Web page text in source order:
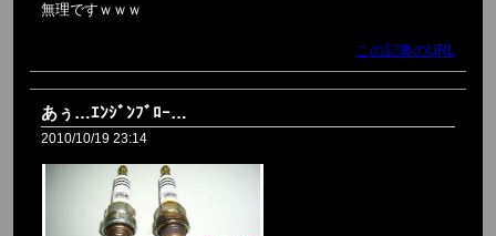
無理ですｗｗｗ
この記事のURL
あぅ…ｴﾝｼﾞﾝﾌﾞﾛｰ…
2010/10/19 23:14